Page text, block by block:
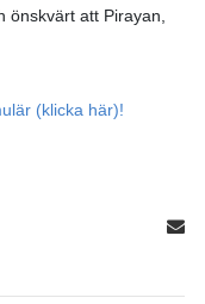
önskvärt att Pirayan,
(klicka här)!